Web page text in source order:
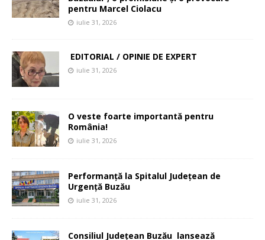
pentru Marcel Ciolacu
iulie 31, 2026
EDITORIAL / OPINIE DE EXPERT
iulie 31, 2026
O veste foarte importantă pentru
România!
iulie 31, 2026
Performanță la Spitalul Județean de
Urgență Buzău
iulie 31, 2026
Consiliul Județean Buzău lansează